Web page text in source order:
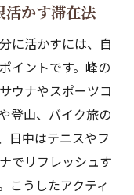
活かす滞在法
に活かすには、自
イントです。峰の
ウナやスポーツコ
登山、バイク旅の
日中はテニスやフ
でリフレッシュす
こうしたアクティ